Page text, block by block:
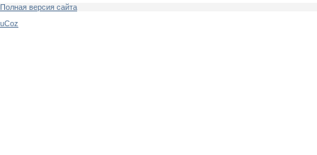
Полная версия сайта
uCoz